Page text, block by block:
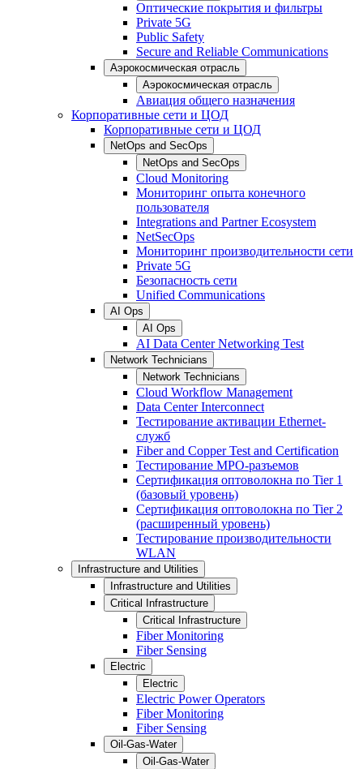
Оптические покрытия и фильтры
Private 5G
Public Safety
Secure and Reliable Communications
Аэрокосмическая отрасль
Аэрокосмическая отрасль
Авиация общего назначения
Корпоративные сети и ЦОД
Корпоративные сети и ЦОД
NetOps and SecOps
NetOps and SecOps
Cloud Monitoring
Мониторинг опыта конечного
пользователя
Integrations and Partner Ecosystem
NetSecOps
Мониторинг производительности сети
Private 5G
Безопасность сети
Unified Communications
AI Ops
AI Ops
AI Data Center Networking Test
Network Technicians
Network Technicians
Cloud Workflow Management
Data Center Interconnect
Тестирование активации Ethernet-
служб
Fiber and Copper Test and Certification
Тестирование МРО-разъемов
Сертификация оптоволокна по Tier 1
(базовый уровень)
Сертификация оптоволокна по Tier 2
(расширенный уровень)
Тестирование производительности
WLAN
Infrastructure and Utilities
Infrastructure and Utilities
Critical Infrastructure
Critical Infrastructure
Fiber Monitoring
Fiber Sensing
Electric
Electric
Electric Power Operators
Fiber Monitoring
Fiber Sensing
Oil-Gas-Water
Oil-Gas-Water